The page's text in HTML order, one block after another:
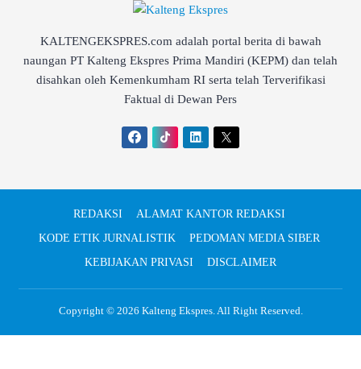
KALTENGEKSPRES.com adalah portal berita di bawah
naungan PT Kalteng Ekspres Prima Mandiri (KEPM) dan telah
disahkan oleh Kemenkumham RI serta telah Terverifikasi
Faktual di Dewan Pers
REDAKSI
ALAMAT KANTOR REDAKSI
KODE ETIK JURNALISTIK
PEDOMAN MEDIA SIBER
KEBIJAKAN PRIVASI
DISCLAIMER
Copyright © 2026 Kalteng Ekspres. All Right Reserved.